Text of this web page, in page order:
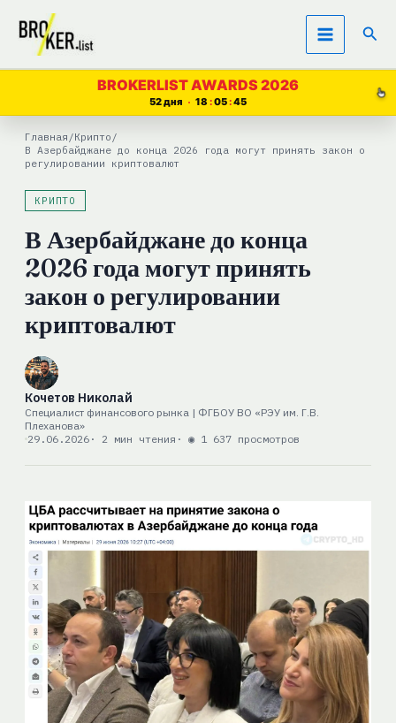
Перейти
содержимому
BROKERLIST AWARDS 2026
52 дня 18 05 44
Главная /Крипто /
В Азербайджане до конца 2026 года могут принять закон о
регулировании криптовалют
КРИПТО
В Азербайджане до конца
2026 года могут принять
закон о регулировании
криптовалют
Кочетов Николай
Специалист финансового рынка | ФГБОУ ВО «РЭУ им. Г.В.
Плеханова»
29.06.2026· 2 мин чтения · ◉ 1 637 просмотров